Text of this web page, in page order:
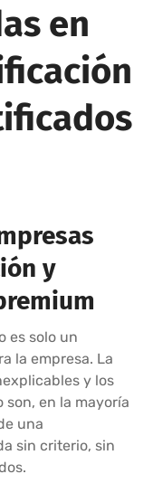
en
y
es solo un
la empresa. La
y los
en la mayoría
una
sin criterio, sin